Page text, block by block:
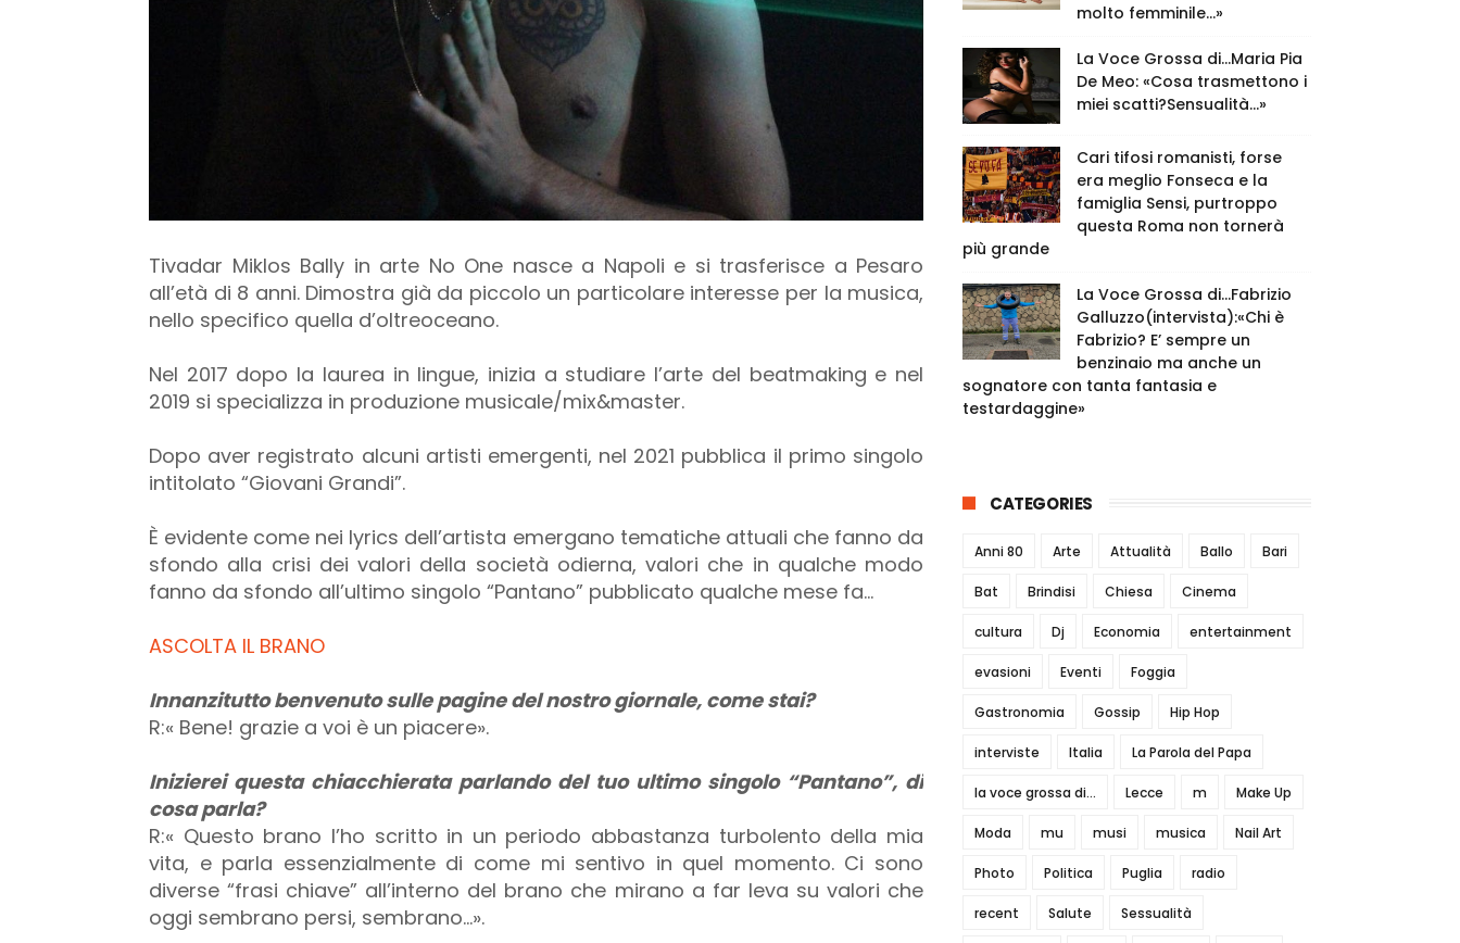
Tivadar Miklos Bally in arte No One nasce a Napoli e si trasferisce a Pesaro
all’età di 8 anni. Dimostra già da piccolo un particolare interesse per la musica,
nello specifico quella d’oltreoceano.
Nel 2017 dopo la laurea in lingue, inizia a studiare l’arte del beatmaking e nel
2019 si specializza in produzione musicale/mix&master.
Dopo aver registrato alcuni artisti emergenti, nel 2021 pubblica il primo singolo
intitolato “Giovani Grandi”.
È evidente come nei lyrics dell’artista emergano tematiche attuali che fanno da
sfondo alla crisi dei valori della società odierna, valori che in qualche modo
fanno da sfondo all’ultimo singolo “Pantano” pubblicato qualche mese fa…
ASCOLTA IL BRANO
Innanzitutto benvenuto sulle pagine del nostro giornale, come stai?
R:« Bene! grazie a voi è un piacere».
Inizierei questa chiacchierata parlando del tuo ultimo singolo “Pantano”, di
cosa parla?
R:« Questo brano l’ho scritto in un periodo abbastanza turbolento della mia
vita, e parla essenzialmente di come mi sentivo in quel momento. Ci sono
diverse “frasi chiave” all’interno del brano che mirano a far leva su valori che
oggi sembrano persi, sembrano...».
molto femminile…»
La Voce Grossa di…Maria Pia
De Meo: «Cosa trasmettono i
miei scatti?Sensualità…»
Cari tifosi romanisti, forse
era meglio Fonseca e la
famiglia Sensi, purtroppo
questa Roma non tornerà
più grande
La Voce Grossa di…Fabrizio
Galluzzo(intervista):«Chi è
Fabrizio? E’ sempre un
benzinaio ma anche un
sognatore con tanta fantasia e
testardaggine»
CATEGORIES
Anni 80 Arte Attualità Ballo Bari
Bat Brindisi Chiesa Cinema
cultura Dj Economia entertainment
evasioni Eventi Foggia
Gastronomia Gossip Hip Hop
interviste Italia La Parola del Papa
la voce grossa di... Lecce m Make Up
Moda mu musi musica Nail Art
Photo Politica Puglia radio
recent Salute Sessualità